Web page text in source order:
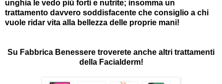
unghia le vedo più forti e nutrite; insomma un
trattamento davvero soddisfacente che consiglio a chi
vuole ridar vita alla bellezza delle proprie mani!
Su Fabbrica Benessere troverete anche altri trattamenti
della Facialderm!